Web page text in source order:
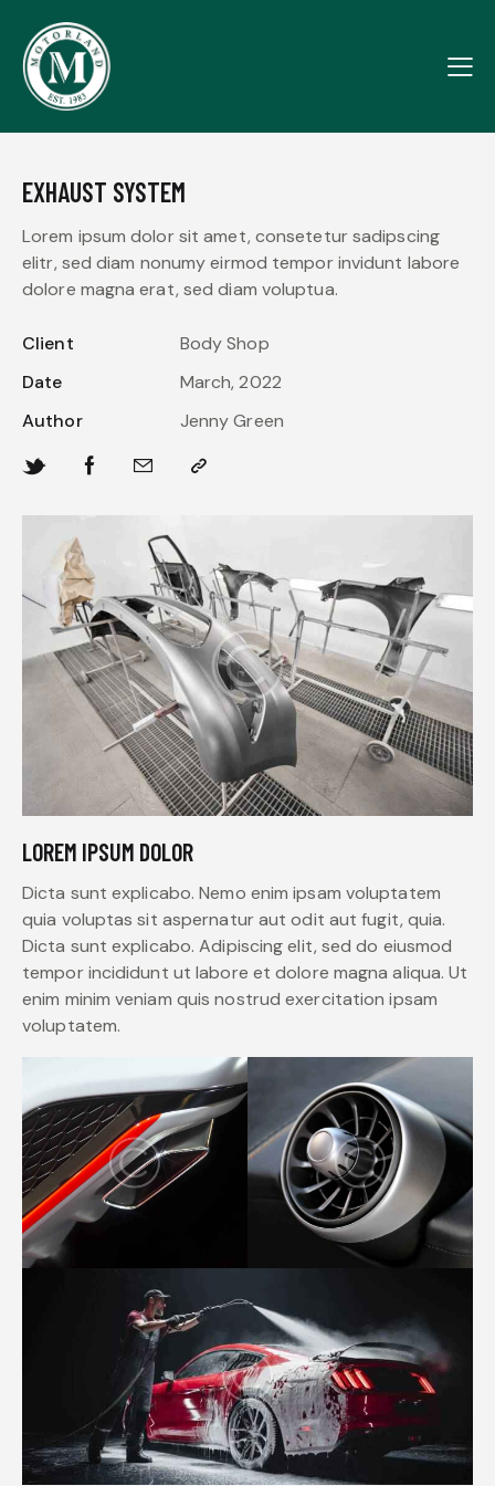
EXHAUST SYSTEM
LOREM IPSUM DOLOR
Dicta sunt explicabo. Nemo enim ipsam voluptatem
quia voluptas sit aspernatur aut odit aut fugit, quia.
Dicta sunt explicabo. Adipiscing elit, sed do eiusmod
tempor incididunt ut labore et dolore magna aliqua. Ut
enim minim veniam quis nostrud exercitation ipsam
voluptatem.
Lorem ipsum dolor sit amet, consetetur sadipscing
elitr, sed diam nonumy eirmod tempor invidunt labore
dolore magna erat, sed diam voluptua.
Client
Body Shop
Date
March, 2022
Author
Jenny Green